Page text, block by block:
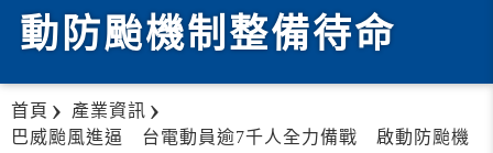
動防颱機制整備待命
首頁
產業資訊
巴威颱風進逼 台電動員逾7千人全力備戰 啟動防颱機